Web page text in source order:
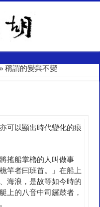
» 稱謂的變與不變
可以顯出時代變化的痕
搖船掌櫓的人叫做事
竿者曰班首。」在船上
海浪，是故等如今時的
上的八音中司鑼鼓者，